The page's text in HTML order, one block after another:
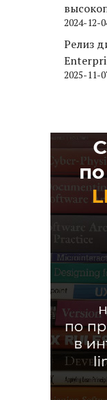
движка
2024-12-
Релиз
2025-11-